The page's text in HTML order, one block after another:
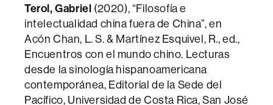
Terol, Gabriel (2020), “Filosofía e
intelectualidad china fuera de China”, en
Acón Chan, L. S. & Martínez Esquivel, R., ed.,
Encuentros con el mundo chino. Lecturas
desde la sinología hispanoamericana
contemporánea, Editorial de la Sede del
Pacífico, Universidad de Costa Rica, San José